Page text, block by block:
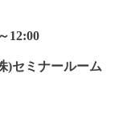
12:00
)セミナールーム